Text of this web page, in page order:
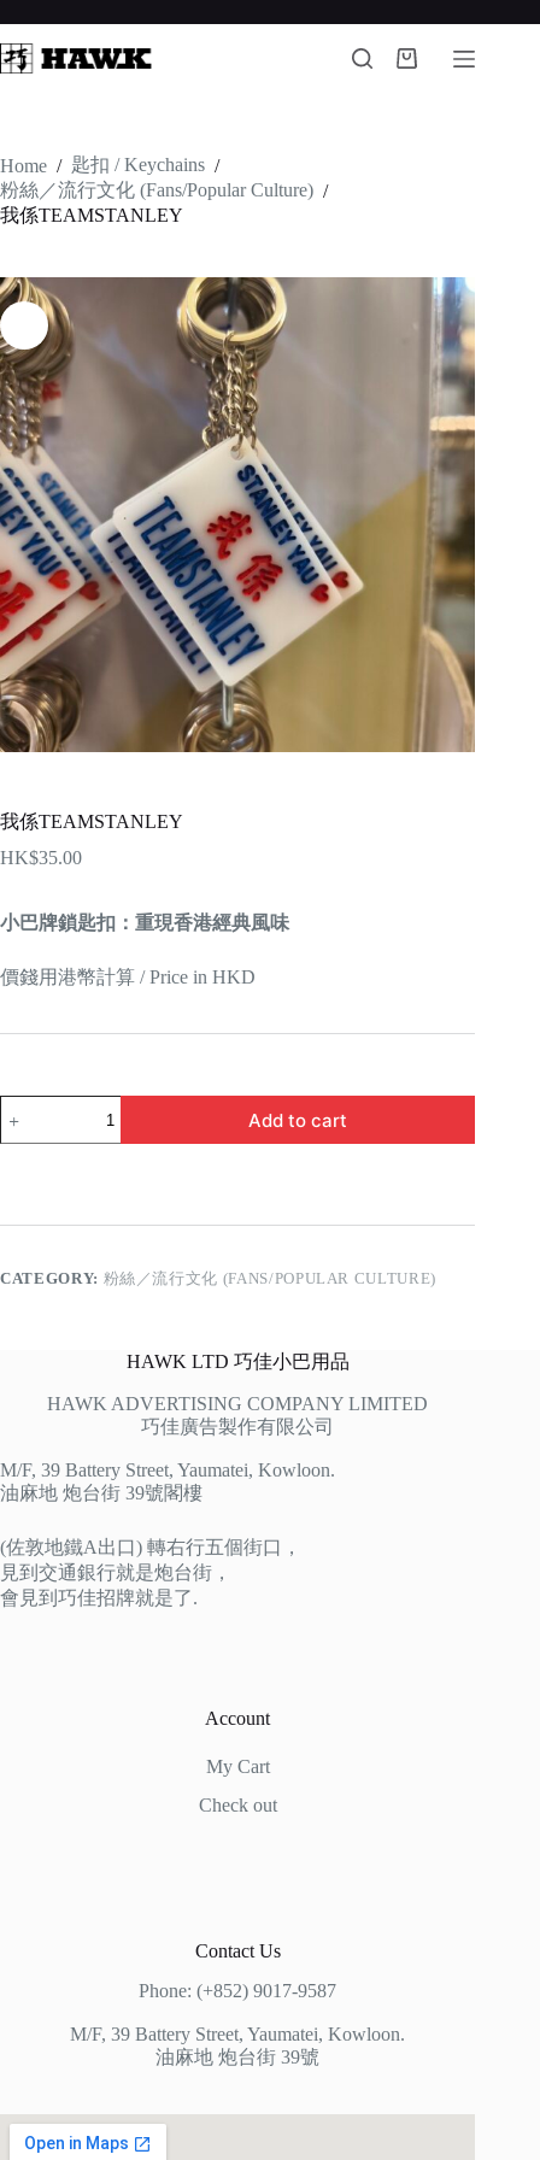
to
content
Shopping
Home / 匙扣 / Keychains /
粉絲／流行文化 (Fans/Popular Culture) /
我係TEAMSTANLEY
我係TEAMSTANLEY
HK$35.00
小巴牌鎖匙扣：重現香港經典風味
價錢用港幣計算 / Price in HKD
係
TEAMSTANLEY
Add to cart
CATEGORY: 粉絲／流行文化 (FANS/POPULAR CULTURE)
HAWK LTD 巧佳小巴用品
HAWK ADVERTISING COMPANY LIMITED
巧佳廣告製作有限公司
M/F, 39 Battery Street, Yaumatei, Kowloon.
油麻地 炮台街 39號閣樓
(佐敦地鐵A出口) 轉右行五個街口，
見到交通銀行就是炮台街，
會見到巧佳招牌就是了.
Account
My Cart
Check out
Contact Us
Phone: (+852) 9017-9587
M/F, 39 Battery Street, Yaumatei, Kowloon.
油麻地 炮台街 39號